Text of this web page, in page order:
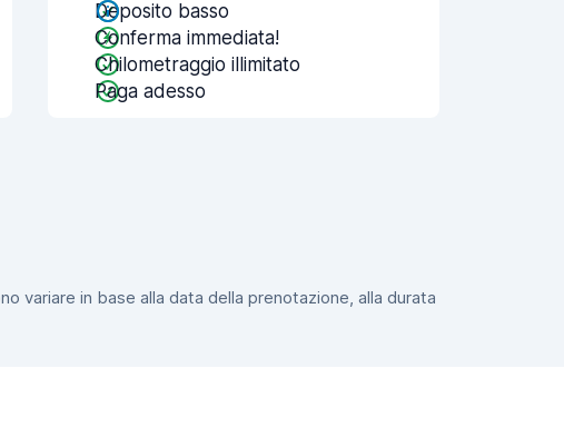
Deposito basso
Conferma immediata!
Chilometraggio illimitato
Paga adesso
variare in base alla data della prenotazione, alla durata